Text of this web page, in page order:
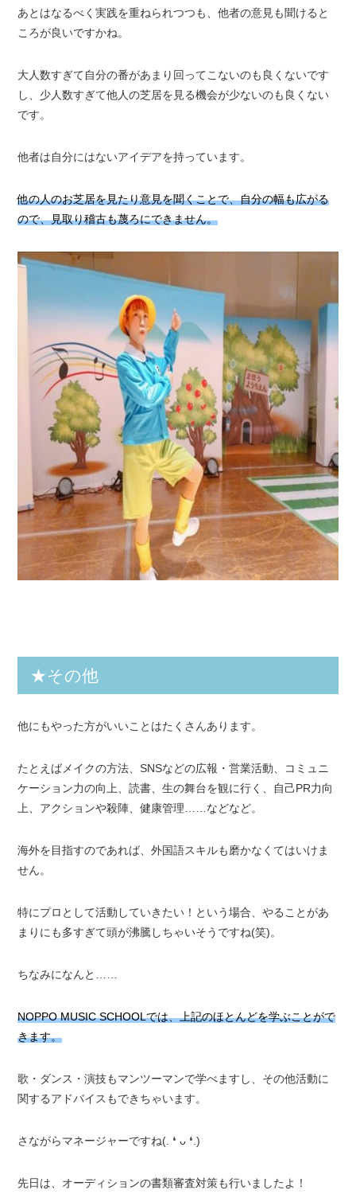
あとはなるべく実践を重ねられつつも、他者の意見も聞けると
ころが良いですかね。
大人数すぎて自分の番があまり回ってこないのも良くないです
し、少人数すぎて他人の芝居を見る機会が少ないのも良くない
です。
他者は自分にはないアイデアを持っています。
他の人のお芝居を見たり意見を聞くことで、自分の幅も広がる
ので、見取り稽古も蔑ろにできません。
★その他
他にもやった方がいいことはたくさんあります。
たとえばメイクの方法、SNSなどの広報・営業活動、コミュニ
ケーション力の向上、読書、生の舞台を観に行く、自己PR力向
上、アクションや殺陣、健康管理……などなど。
海外を目指すのであれば、外国語スキルも磨かなくてはいけま
せん。
特にプロとして活動していきたい！という場合、やることがあ
まりにも多すぎて頭が沸騰しちゃいそうですね(笑)。
ちなみになんと……
NOPPO MUSIC SCHOOLでは、上記のほとんどを学ぶことがで
きます。
歌・ダンス・演技もマンツーマンで学べますし、その他活動に
関するアドバイスもできちゃいます。
さながらマネージャーですね(⁠.⁠ ⁠❛⁠ ⁠ᴗ⁠ ⁠❛⁠.⁠)
先日は、オーディションの書類審査対策も行いましたよ！